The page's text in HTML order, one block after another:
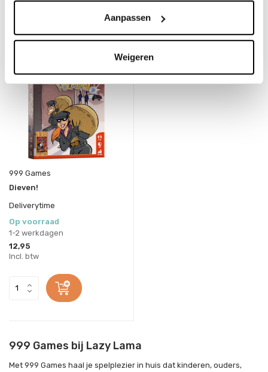
Aanpassen
Weigeren
999 Games
Dieven!
Deliverytime
Op voorraad
1-2 werkdagen
12,95
Incl. btw
999 Games bij Lazy Lama
Met 999 Games haal je spelplezier in huis dat kinderen, ouders,